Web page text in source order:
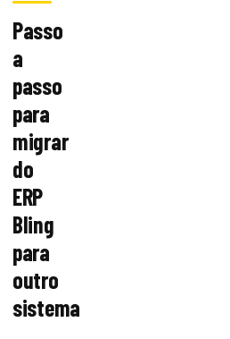
Passo
a
passo
para
migrar
do
ERP
Bling
para
outro
sistema